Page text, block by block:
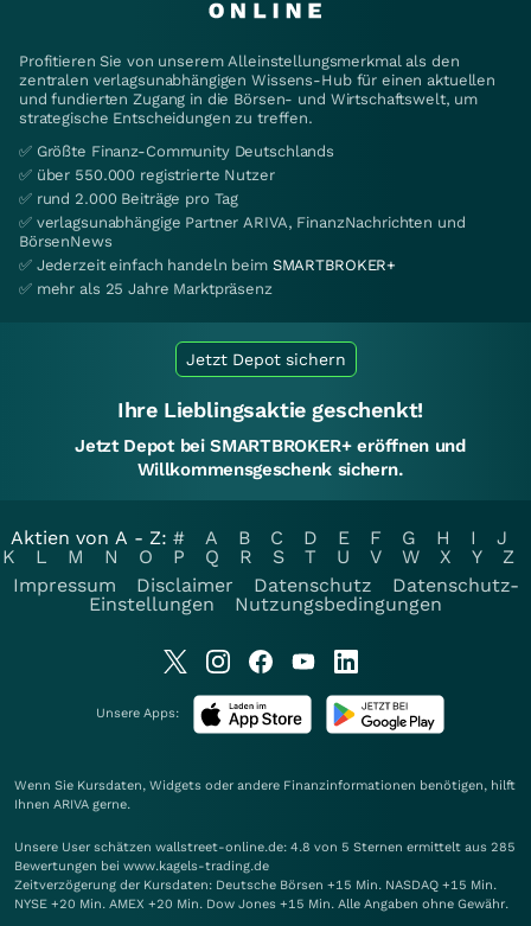
Profitieren Sie von unserem Alleinstellungsmerkmal als den
zentralen verlagsunabhängigen Wissens-Hub für einen aktuellen
und fundierten Zugang in die Börsen- und Wirtschaftswelt, um
strategische Entscheidungen zu treffen.
✅ Größte Finanz-Community Deutschlands
✅ über 550.000 registrierte Nutzer
✅ rund 2.000 Beiträge pro Tag
✅ verlagsunabhängige Partner ARIVA, FinanzNachrichten und
BörsenNews
✅ Jederzeit einfach handeln beim SMARTBROKER+
✅ mehr als 25 Jahre Marktpräsenz
Jetzt Depot sichern
Ihre Lieblingsaktie geschenkt!
Jetzt Depot bei SMARTBROKER+ eröffnen und
Willkommensgeschenk sichern.
Aktien von A - Z: # A B C D E F G H I
J
K
L M N O P Q R S T U V W X Y
Z
Impressum
Disclaimer Datenschutz
Datenschutz-
Einstellungen
Nutzungsbedingungen
Unsere Apps:
Wenn Sie Kursdaten, Widgets oder andere Finanzinformationen benötigen, hilft
Ihnen ARIVA gerne.
Unsere User schätzen wallstreet-online.de: 4.8 von 5 Sternen ermittelt aus 285
Bewertungen bei www.kagels-trading.de
Zeitverzögerung der Kursdaten: Deutsche Börsen +15 Min. NASDAQ +15 Min.
NYSE +20 Min. AMEX +20 Min. Dow Jones +15 Min. Alle Angaben ohne Gewähr.